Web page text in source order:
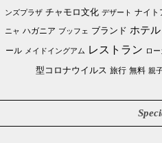
ンズプラザ チャモロ文化 デザート ナイト
ニャ ハガニア ブッフェ ブランド ホテル
ール メイドイングアム レストラン ロ
型コロナウイルス 旅行 無料 親